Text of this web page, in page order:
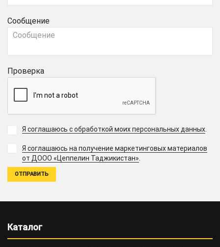
Сообщение
Проверка
Я соглашаюсь с обработкой моих персональных данных.
Я соглашаюсь на получение маркетинговых материалов
от ДООО «Цеппелин Таджикистан».
Каталог